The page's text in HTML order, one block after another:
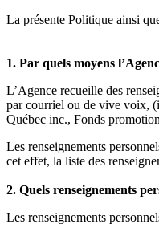
La présente Politique ainsi
1. Par quels moyens
L’Agence recueille des
par courriel ou de vive voix,
Québec inc., Fonds
Les renseignements
cet effet, la liste des
2. Quels renseignements
Les renseignements